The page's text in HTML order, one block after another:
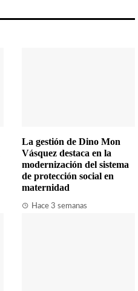
La gestión de Dino Mon
Vásquez destaca en la
modernización del sistema
de protección social en
maternidad
Hace 3 semanas